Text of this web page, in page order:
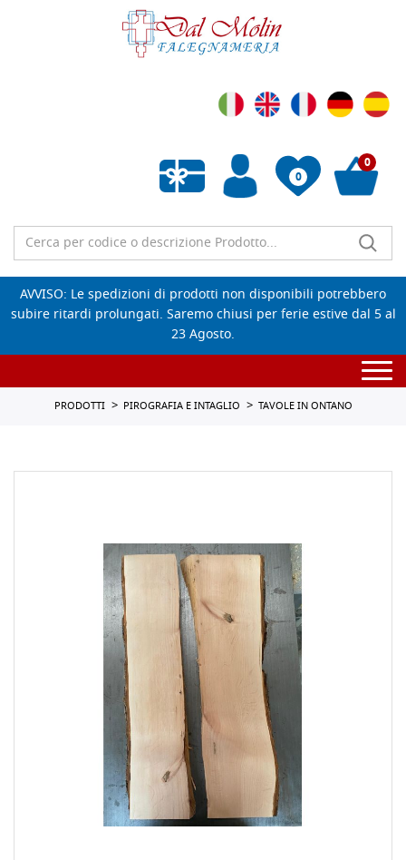
0
Wishlist vuota
0
AVVISO: Le spedizioni di prodotti non disponibili potrebbero
subire ritardi prolungati. Saremo chiusi per ferie estive dal 5 al
23 Agosto.
PRODOTTI PIROGRAFIA E INTAGLIO TAVOLE IN ONTANO